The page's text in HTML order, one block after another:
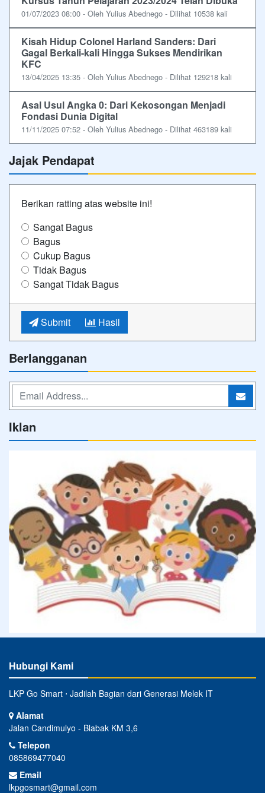
01/07/2023 08:00 - Oleh Yulius Abednego - Dilihat 10538 kali
Kisah Hidup Colonel Harland Sanders: Dari
Gagal Berkali-kali Hingga Sukses Mendirikan
KFC
13/04/2025 13:35 - Oleh Yulius Abednego - Dilihat 129218 kali
Asal Usul Angka 0: Dari Kekosongan Menjadi
Fondasi Dunia Digital
11/11/2025 07:52 - Oleh Yulius Abednego - Dilihat 463189 kali
Jajak Pendapat
Berikan ratting atas website ini!
Sangat Bagus
Bagus
Cukup Bagus
Tidak Bagus
Sangat Tidak Bagus
Submit Hasil
Berlangganan
Iklan
Hubungi Kami
LKP Go Smart ⋅ Jadilah Bagian dari Generasi Melek IT
Alamat
Jalan Candimulyo - Blabak KM 3,6
Telepon
085869477040
Email
lkpgosmart@gmail.com